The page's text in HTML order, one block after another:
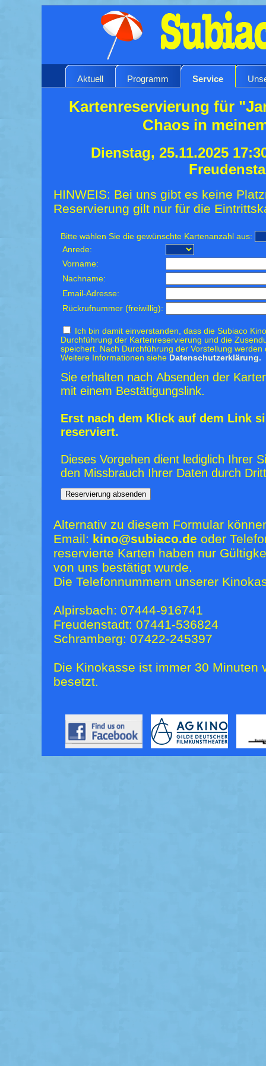
Aktuell Programm Service
Kartenreservierung für
Chaos in
Dienstag, 25.11.2025
HINWEIS: Bei uns gibt es keine
Reservierung gilt nur für die
Bitte wählen Sie die gewünschte Kartenanzahl aus:
Anrede:
Vorname:
Nachname:
Email-Adresse:
Rückrufnummer (freiwillig):
Ich bin damit einverstanden, dass die Subiaco
Durchführung der Kartenreservierung und die
speichert. Nach Durchführung der Vorstellung
Weitere Informationen siehe Datenschutzerklärung.
Sie erhalten nach Absenden der
mit einem Bestätigungslink.
Erst nach dem Klick auf dem Link
reserviert.
Dieses Vorgehen dient lediglich Ihrer
den Missbrauch Ihrer Daten durch
Alternativ zu diesem Formular
Email: kino@subiaco.de oder
reservierte Karten haben nur
von uns bestätigt wurde.
Die Telefonnummern unserer
Alpirsbach: 07444-916741
Freudenstadt: 07441-536824
Schramberg: 07422-245397
Die Kinokasse ist immer 30 Minuten
besetzt.